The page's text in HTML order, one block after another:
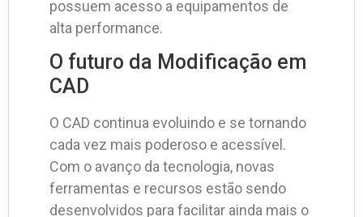
possuem acesso a equipamentos de
alta performance.
O futuro da Modificação em
CAD
O CAD continua evoluindo e se tornando
cada vez mais poderoso e acessível.
Com o avanço da tecnologia, novas
ferramentas e recursos estão sendo
desenvolvidos para facilitar ainda mais o